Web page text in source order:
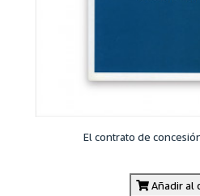
El contrato de
Añadir al